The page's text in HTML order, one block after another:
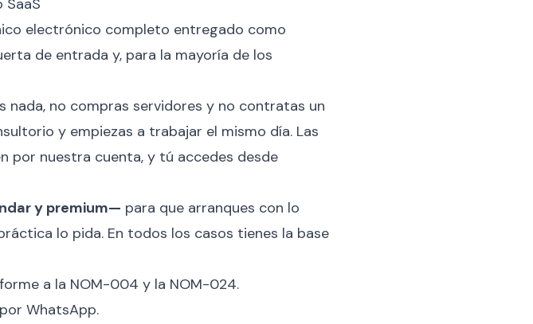
electrónico completo entregado como
de entrada y, para la mayoría de los
nada, no compras servidores y no contratas un
y empiezas a trabajar el mismo día. Las
por nuestra cuenta, y tú accedes desde
y premium— para que arranques con lo
lo pida. En todos los casos tienes la base
a la NOM-004 y la NOM-024.
WhatsApp.